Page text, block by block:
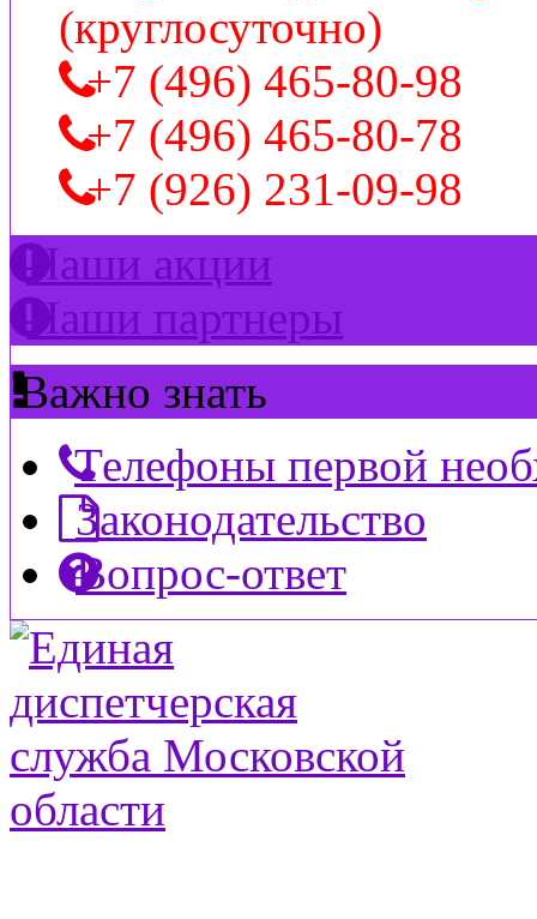
(круглосуточно)
+7 (496) 465-80-98
+7 (496) 465-80-78
+7 (926) 231-09-98
Наши акции
Наши партнеры
Важно знать
Телефоны первой
Законодательство
Вопрос-ответ